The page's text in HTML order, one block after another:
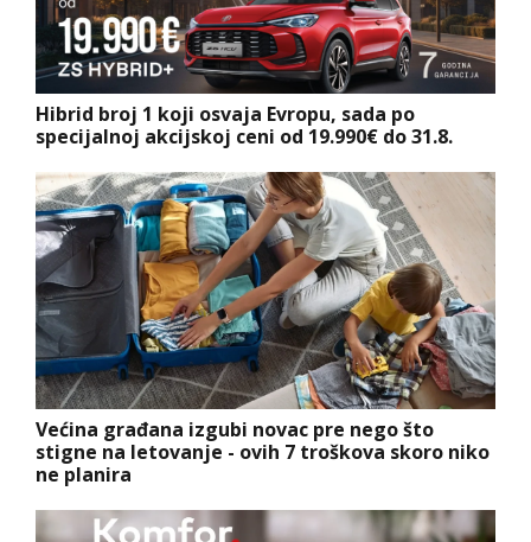
Hibrid broj 1 koji osvaja Evropu, sada po
specijalnoj akcijskoj ceni od 19.990€ do 31.8.
Većina građana izgubi novac pre nego što
stigne na letovanje - ovih 7 troškova skoro niko
ne planira